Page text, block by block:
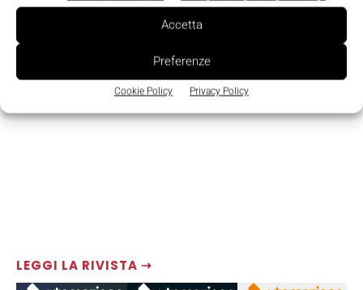
Accetta
Preferenze
Cookie Policy Privacy Policy
LEGGI LA RIVISTA ⇢